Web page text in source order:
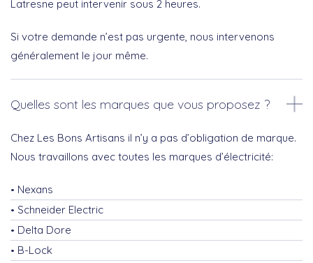
Latresne peut intervenir sous 2 heures.
Si votre demande n’est pas urgente, nous intervenons
généralement le jour même.
Quelles sont les marques que vous proposez ?
Chez Les Bons Artisans il n’y a pas d’obligation de marque.
Nous travaillons avec toutes les marques d’électricité:
Nexans
Schneider Electric
Delta Dore
B-Lock